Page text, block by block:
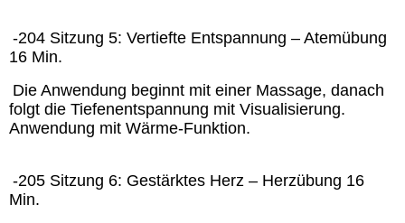
-204 Sitzung 5: Vertiefte Entspannung – Atemübung
16 Min.
Die Anwendung beginnt mit einer Massage, danach
folgt die Tiefenentspannung mit Visualisierung.
Anwendung mit Wärme-Funktion.
-205 Sitzung 6: Gestärktes Herz – Herzübung 16
Min.